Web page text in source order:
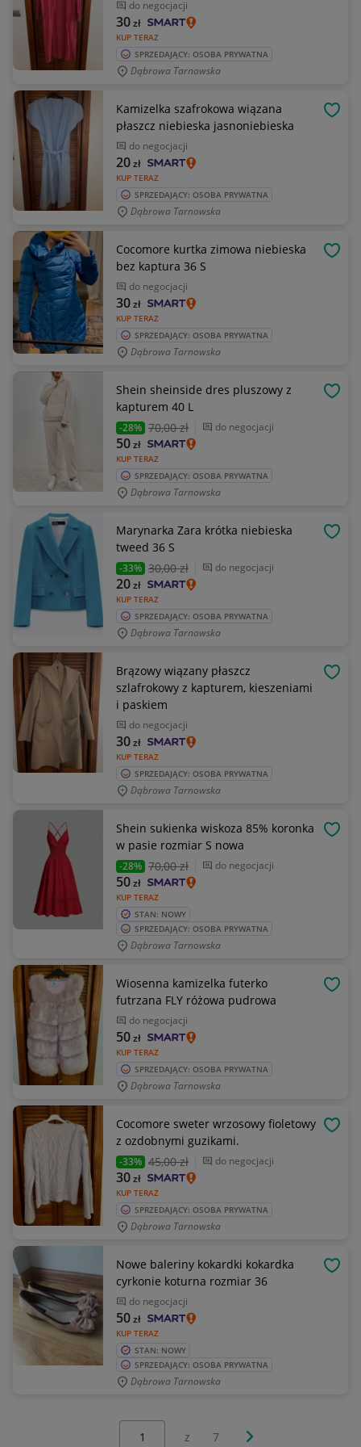
do negocjacji
KUP TERAZ
30zł
SPRZEDAJĄCY: OSOBA PRYWATNA
Dąbrowa Tarnowska
Kamizelka szafrokowa wiązana
płaszcz niebieska jasnoniebieska
do negocjacji
KUP TERAZ
20zł
SPRZEDAJĄCY: OSOBA PRYWATNA
Dąbrowa Tarnowska
Cocomore kurtka zimowa niebieska
bez kaptura 36 S
do negocjacji
KUP TERAZ
30zł
SPRZEDAJĄCY: OSOBA PRYWATNA
Dąbrowa Tarnowska
Shein sheinside dres pluszowy z
kapturem 40 L
-28% 70,00 zł do negocjacji
KUP TERAZ
50zł
SPRZEDAJĄCY: OSOBA PRYWATNA
Dąbrowa Tarnowska
Marynarka Zara krótka niebieska
tweed 36 S
-33% 30,00 zł do negocjacji
KUP TERAZ
20zł
SPRZEDAJĄCY: OSOBA PRYWATNA
Dąbrowa Tarnowska
Brązowy wiązany płaszcz
szlafrokowy z kapturem, kieszeniami
i paskiem
do negocjacji
KUP TERAZ
30zł
SPRZEDAJĄCY: OSOBA PRYWATNA
Dąbrowa Tarnowska
Shein sukienka wiskoza 85% koronka
w pasie rozmiar S nowa
-28% 70,00 zł do negocjacji
KUP TERAZ
50zł
STAN: NOWY
SPRZEDAJĄCY: OSOBA PRYWATNA
Dąbrowa Tarnowska
Wiosenna kamizelka futerko
futrzana FLY różowa pudrowa
do negocjacji
KUP TERAZ
50zł
SPRZEDAJĄCY: OSOBA PRYWATNA
Dąbrowa Tarnowska
Cocomore sweter wrzosowy fioletowy
z ozdobnymi guzikami.
-33% 45,00 zł do negocjacji
KUP TERAZ
30zł
SPRZEDAJĄCY: OSOBA PRYWATNA
Dąbrowa Tarnowska
Nowe baleriny kokardki kokardka
cyrkonie koturna rozmiar 36
do negocjacji
KUP TERAZ
50zł
STAN: NOWY
SPRZEDAJĄCY: OSOBA PRYWATNA
Dąbrowa Tarnowska
z 7 Następna strona